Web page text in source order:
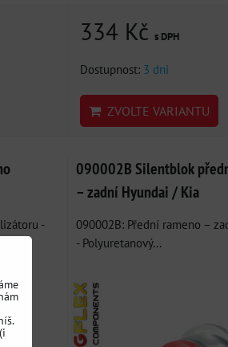
334 Kčs DPH
Dostupnost: 3 dni
ZVOLTE VARIANTU
-
090002B Silentblok
– zadní Hyundai / Kia
090002B: Přední rameno –
- Polyuretanový...